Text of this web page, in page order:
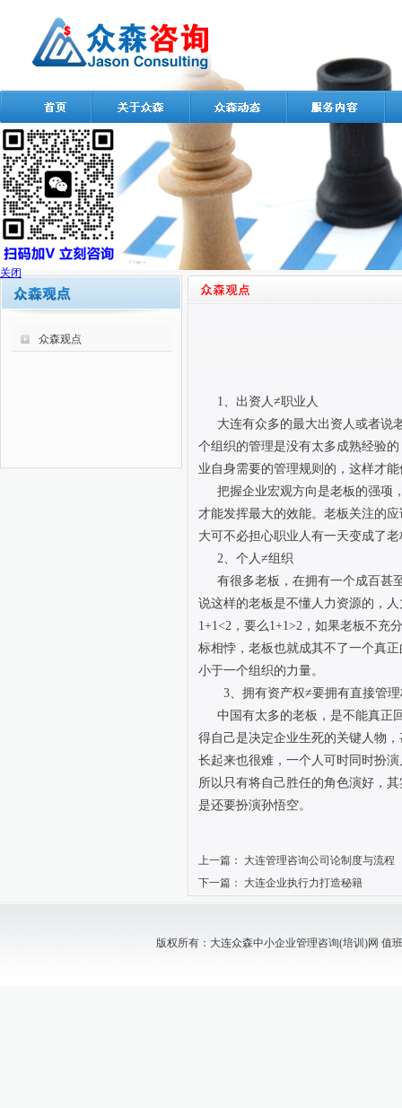
众森观点
1、出资人≠职业人
大连有众多的最大出资人或者说
个组织的管理是没有太多成熟经验
业自身需要的管理规则的，这样才
把握企业宏观方向是老板的强项
才能发挥最大的效能。老板关注的
大可不必担心职业人有一天变成了老
2、个人≠组织
有很多老板，在拥有一个成百甚
说这样的老板是不懂人力资源的，
1+1<2，要么1+1>2，如果老板不充
标相悖，老板也就成其不了一个真
小于一个组织的力量。
3、拥有资产权≠要拥有直接管
中国有太多的老板，是不能真正
得自己是决定企业生死的关键人物
长起来也很难，一个人可时同时扮
所以只有将自己胜任的角色演好，
是还要扮演孙悟空。
上一篇：
大连管理咨询公司论制度与流程
下一篇：
大连企业执行力打造秘籍
版权所有：大连众森中小企业管理咨询(培训)网 值
关闭